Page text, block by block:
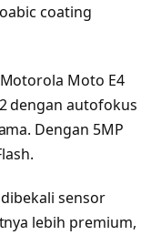
coating
Moto E4
dengan autofokus
Dengan 5MP
sensor
lebih premium,